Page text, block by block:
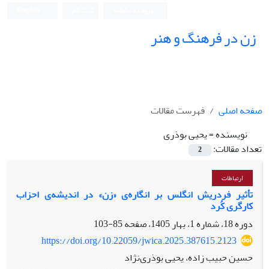
زن در فرهنگ و هنر
صفحه اصلی
فهرست مقالات
نویسنده =یحیی بوذری
تعداد مقالات:
2
ارتباطات
تأثیر فردریش انگلس بر انگاره‌ی «زن» در اندیشه‌ی احزاب
کارگری کُرد
دوره 18، شماره 1، بهار 1405، صفحه
85-103
https://doi.org/10.22059/jwica.2025.387615.2123
حسین حبیب زاده، یحیی بوذری‌نژاد